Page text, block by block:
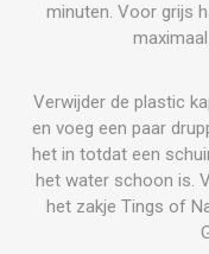
minuten. Voor grijs
Verwijder de plastic
en voeg een paar
het in totdat een
het water schoon is.
het zakje Tings of